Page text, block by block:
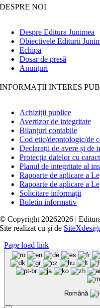
DESPRE NOI
Despre Editura Junimea
Obiectivele Editurii
Echipa
Dosar de presă
Anunţuri
INFORMAȚII INTERES
Achiziții publice
Avertizor de integritate
Bilanțuri contabile
Cod etic/deontologic/de
Declarații de avere și de
Protecția datelor cu
Planul de integritate al
Rapoarte de aplicare a
Rapoarte de aplicare a
Solicitare informații
Buletin informativ
© Copyright 20262026 |
Site realizat cușide
Page load link
Română